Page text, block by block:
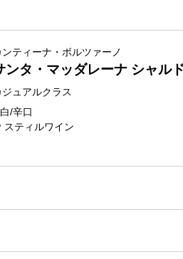
ンティーナ・ボルツァーノ
ンタ・マッダレーナ シャル
ジュアルクラス
白/辛口
スティルワイン